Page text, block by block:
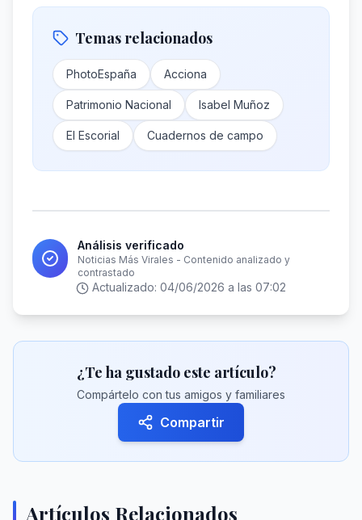
Temas relacionados
PhotoEspaña Acciona
Patrimonio Nacional Isabel Muñoz
El Escorial Cuadernos de campo
Análisis verificado
Noticias Más Virales - Contenido analizado y
contrastado
Actualizado: 04/06/2026 a las 07:02
¿Te ha gustado este artículo?
Compártelo con tus amigos y familiares
Compartir
Artículos Relacionados